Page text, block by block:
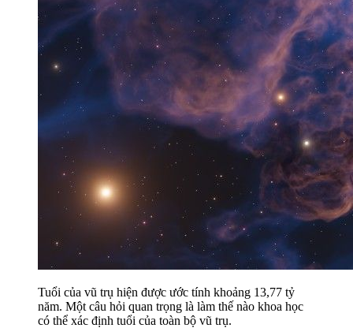
Tuổi của vũ trụ hiện được ước tính khoảng 13,77 tỷ
năm. Một câu hỏi quan trọng là làm thế nào khoa học
có thể xác định tuổi của toàn bộ vũ trụ.